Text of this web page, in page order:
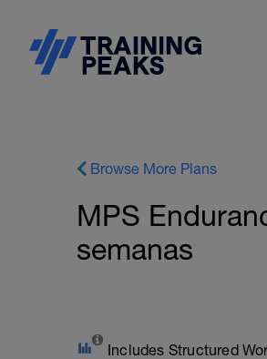
Browse More Plans
MPS
semanas
Includes Structured